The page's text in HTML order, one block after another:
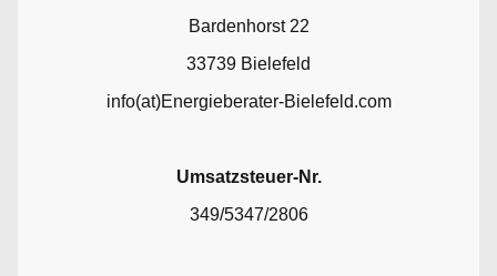
Bardenhorst 22
33739 Bielefeld
info(at)Energieberater-Bielefeld.com
Umsatzsteuer-Nr.
349/5347/2806